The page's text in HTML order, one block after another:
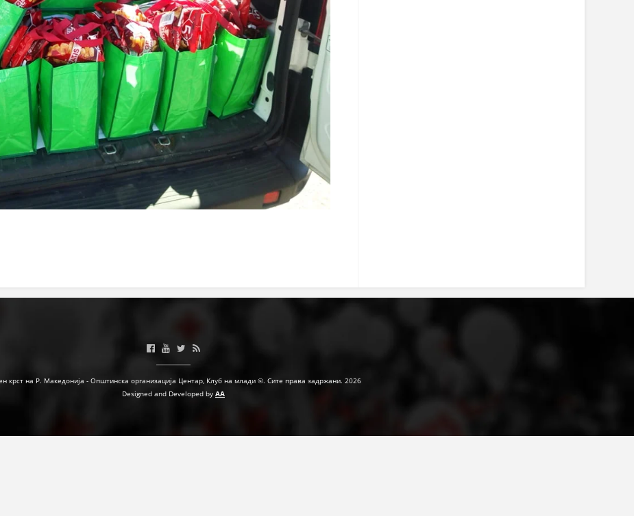
ПРИРАЧНИЦИ
СТРАТЕГИИ
ЕДУКАТИВНО ИНФОРМАТИВНИ МАТЕРИЈАЛИ
БРОШУРИ
ПОСТЕРИ
ПРЕЗЕНТАЦИИ
крст на Р. Македонија - Општинска организација Центар, Клуб на млади ©. Сите права задржани. 2026
Designed and Developed by AA